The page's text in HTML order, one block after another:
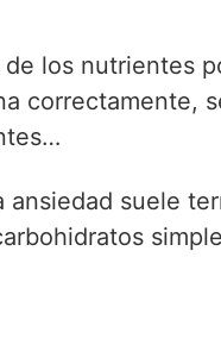
los nutrientes
correctamente,
suele